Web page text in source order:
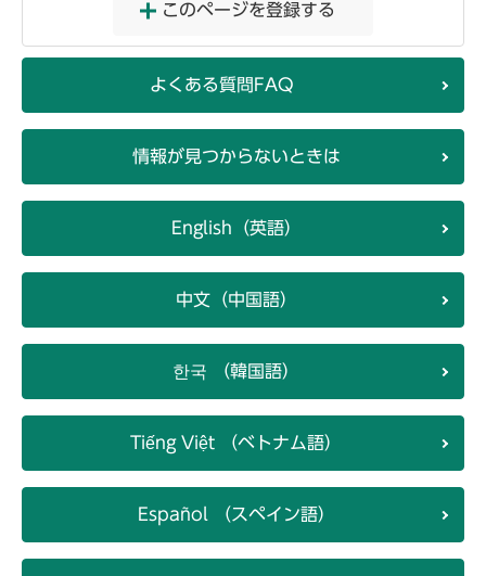
このページを登録する
よくある質問FAQ
情報が見つからないときは
English（英語）
中文（中国語）
한국 （韓国語）
Tiếng Việt （ベトナム語）
Español （スペイン語）